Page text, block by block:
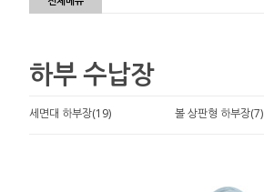
하부 수납장
세면대 하부장(19) 볼 상판형 하부장(7)